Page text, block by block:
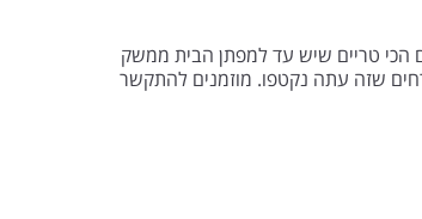
הכי טריים שיש עד למפתן הבית ממשק
שזה עתה נקטפו. מוזמנים להתקשר